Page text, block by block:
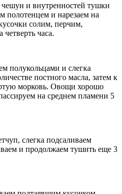
и внутренностей тушки
и нарезаем на
солим, перчим,
часа.
полукольцами и слегка
постного масла, затем к
морковь. Овощи хорошо
на среднем пламени 5
слегка подсаливаем
и продолжаем тушить еще 3